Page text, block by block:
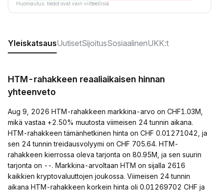
Huomautus: tiedot ovat vain viitteellisiä.
YleiskatsausUutisetSijoitusSosiaalinenUKK:t
HTM-rahakkeen reaaliaikaisen hinnan
yhteenveto
Aug 9, 2026 HTM-rahakkeen markkina-arvo on CHF1.03M,
mikä vastaa +2.50% muutosta viimeisen 24 tunnin aikana.
HTM-rahakkeen tämänhetkinen hinta on CHF 0.01271042, ja
sen 24 tunnin treidausvolyymi on CHF 705.64. HTM-
rahakkeen kierrossa oleva tarjonta on 80.95M, ja sen suurin
tarjonta on --. Markkina-arvoltaan HTM on sijalla 2616
kaikkien kryptovaluuttojen joukossa. Viimeisen 24 tunnin
aikana HTM-rahakkeen korkein hinta oli 0.01269702 CHF ja